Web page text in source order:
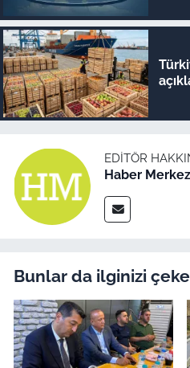
EDITÖR
Haber
Bunlar da ilginizi